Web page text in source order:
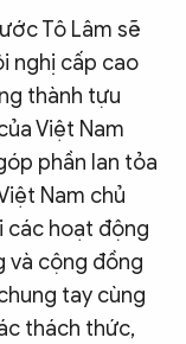
Tô Lâm sẽ
nghị cấp cao
thành tựu
Việt Nam
phần lan tỏa
Nam chủ
các hoạt động
và cộng đồng
tay cùng
thách thức,